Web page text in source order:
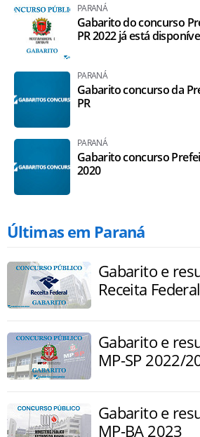
PARANÁ
Gabarito do concurso
PR 2022 já está
PARANÁ
Gabarito concurso da
PR
PARANÁ
Gabarito concurso
2020
Últimas em Paraná
Gabarito e
Receita
Gabarito e
MP-SP 2022/
Gabarito e
MP-BA 2023